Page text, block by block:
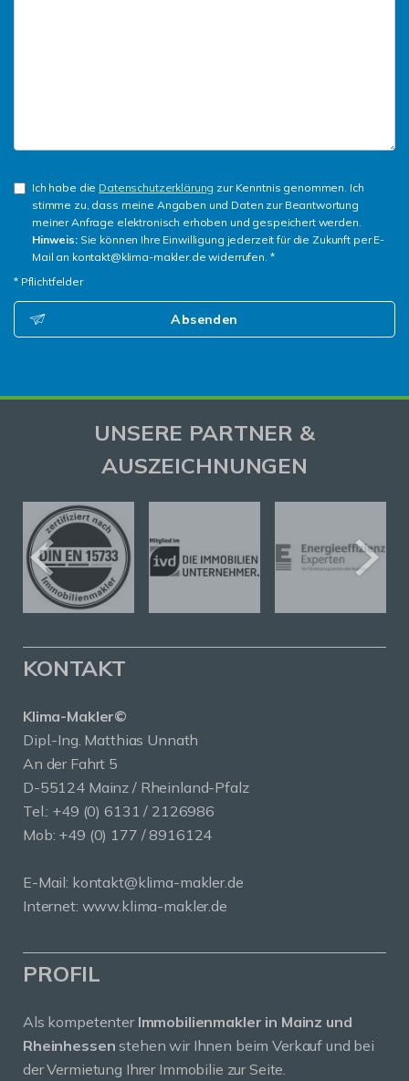
Ich habe die Datenschutzerklärung zur Kenntnis genommen. Ich
stimme zu, dass meine Angaben und Daten zur Beantwortung
meiner Anfrage elektronisch erhoben und gespeichert werden.
Hinweis:Sie können Ihre Einwilligung jederzeit für die Zukunft per E-
Mail an kontakt@klima-makler.de widerrufen. *
* Pflichtfelder
Absenden
UNSERE PARTNER &
AUSZEICHNUNGEN
KONTAKT
Klima-Makler©
Dipl.-Ing. Matthias Unnath
An der Fahrt 5
D-55124 Mainz / Rheinland-Pfalz
Tel.: +49 (0) 6131 / 2126986
Mob: +49 (0) 177 / 8916124
E-Mail: kontakt@klima-makler.de
Internet: www.klima-makler.de
PROFIL
Als kompetenter Immobilienmakler in Mainz und
Rheinhessen stehen wir Ihnen beim Verkauf und bei
der Vermietung Ihrer Immobilie zur Seite.